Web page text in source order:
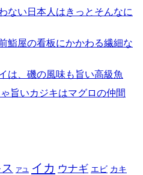
ない日本人はきっとそんなに
鮨屋の看板にかかわる繊細な
は、磯の風味も旨い高級魚
旨いカジキはマグロの仲間
アユ イカ ウナギ エビ カキ